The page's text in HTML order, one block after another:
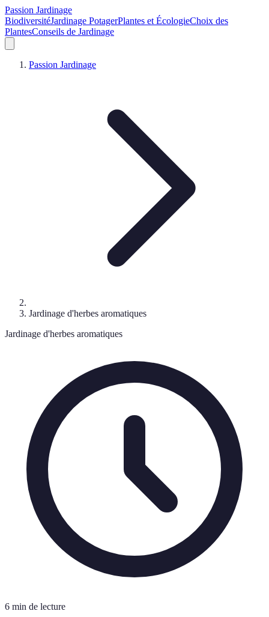
Passion Jardinage
BiodiversitéJardinage PotagerPlantes et ÉcologieChoix des
PlantesConseils de Jardinage
Passion Jardinage
Jardinage d'herbes aromatiques
Jardinage d'herbes aromatiques
6 min de lecture